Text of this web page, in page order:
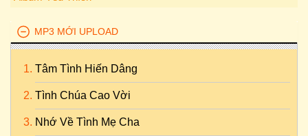
MP3 MỚI UPLOAD
Tâm Tình Hiến Dâng
Tình Chúa Cao Vời
Nhớ Về Tình Mẹ Cha